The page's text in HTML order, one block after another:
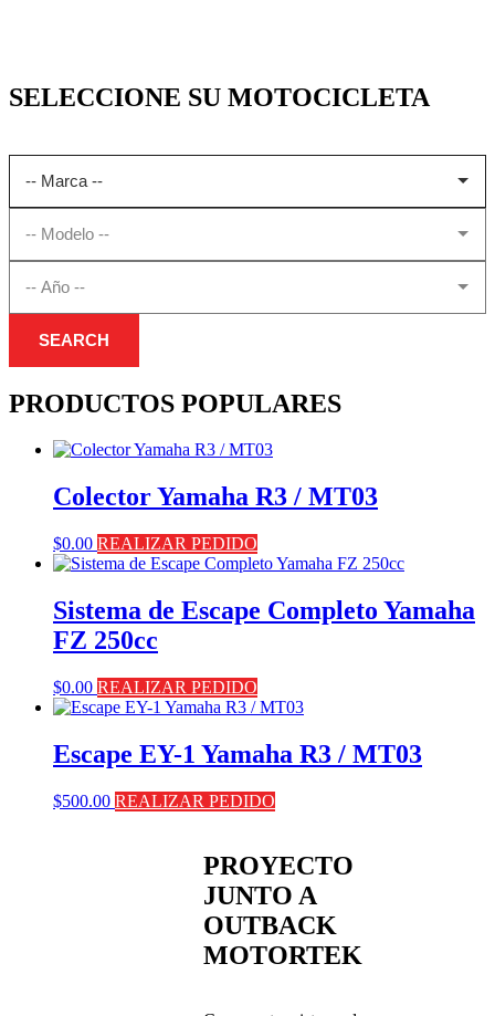
SELECCIONE SU MOTOCICLETA
SEARCH
PRODUCTOS POPULARES
Colector Yamaha R3 / MT03
$0.00 REALIZAR PEDIDO
Sistema de Escape Completo Yamaha
FZ 250cc
$0.00 REALIZAR PEDIDO
Escape EY-1 Yamaha R3 / MT03
$500.00 REALIZAR PEDIDO
PROYECTO
JUNTO A
OUTBACK
MOTORTEK ​